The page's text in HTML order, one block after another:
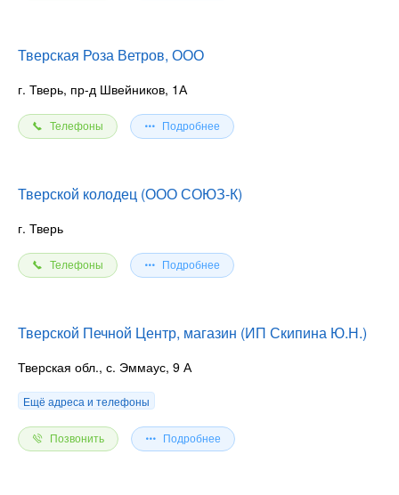
Тверская Роза Ветров, ООО
г. Тверь, пр-д Швейников, 1А
Телефоны Подробнее
Тверской колодец (ООО СОЮЗ-К)
г. Тверь
Телефоны Подробнее
Тверской Печной Центр, магазин (ИП Скипина Ю.Н.)
Тверская обл., с. Эммаус, 9 А
Ещё адреса и телефоны
Позвонить Подробнее